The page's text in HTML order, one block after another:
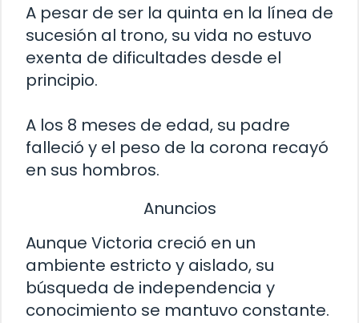
A pesar de ser la quinta en la línea de
sucesión al trono, su vida no estuvo
exenta de dificultades desde el
principio.
A los 8 meses de edad, su padre
falleció y el peso de la corona recayó
en sus hombros.
Anuncios
Aunque Victoria creció en un
ambiente estricto y aislado, su
búsqueda de independencia y
conocimiento se mantuvo constante.